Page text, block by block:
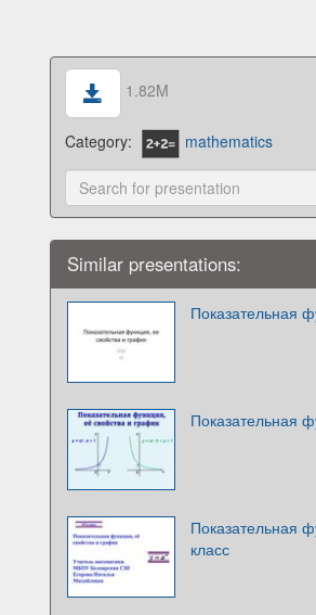
1.82M
Category: mathematics
Similar presentations:
Показательная
Показательная
Показательная
класс